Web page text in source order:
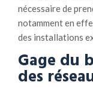
nécessaire de
notamment en
des installations
Gage du
des